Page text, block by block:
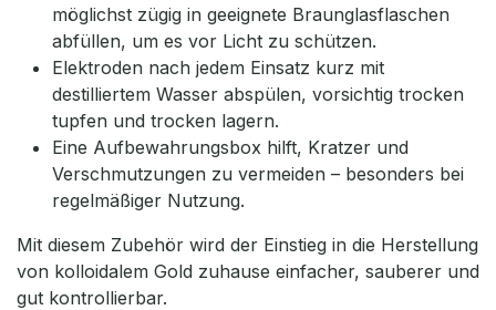
möglichst zügig in geeignete Braunglasflaschen
abfüllen, um es vor Licht zu schützen.
Elektroden nach jedem Einsatz kurz mit
destilliertem Wasser abspülen, vorsichtig trocken
tupfen und trocken lagern.
Eine Aufbewahrungsbox hilft, Kratzer und
Verschmutzungen zu vermeiden – besonders bei
regelmäßiger Nutzung.
Mit diesem Zubehör wird der Einstieg in die Herstellung
von kolloidalem Gold zuhause einfacher, sauberer und
gut kontrollierbar.